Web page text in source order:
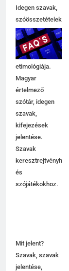
Idegen szavak,
szóösszetételek
jelentése,
magyarázata,
használata,
etimológiája.
Magyar
értelmező
szótár, idegen
szavak,
kifejezések
jelentése.
Szavak
keresztrejtvényhez
és
szójátékokhoz.
Mit jelent?
Szavak, szavak
jelentése,